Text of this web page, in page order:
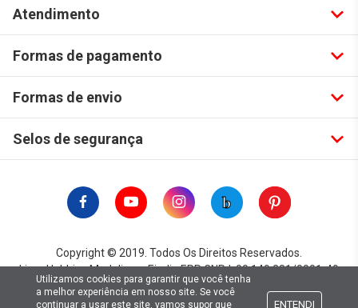
Atendimento
Formas de pagamento
Formas de envio
Selos de segurança
Copyright © 2019. Todos Os Direitos Reservados.
Lima Hobbies Modelismo Eireli - EPP CNPJ: 00.149.281/0001-49
Utilizamos cookies para garantir que você tenha
a melhor experiência em nosso site. Se você
continuar a usar este site, vamos supor que
ENTENDI